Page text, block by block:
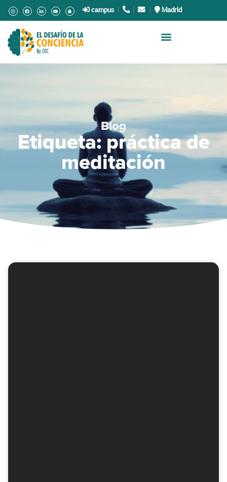
campus| . | | Madrid
Blog
Etiqueta: práctica de
meditación